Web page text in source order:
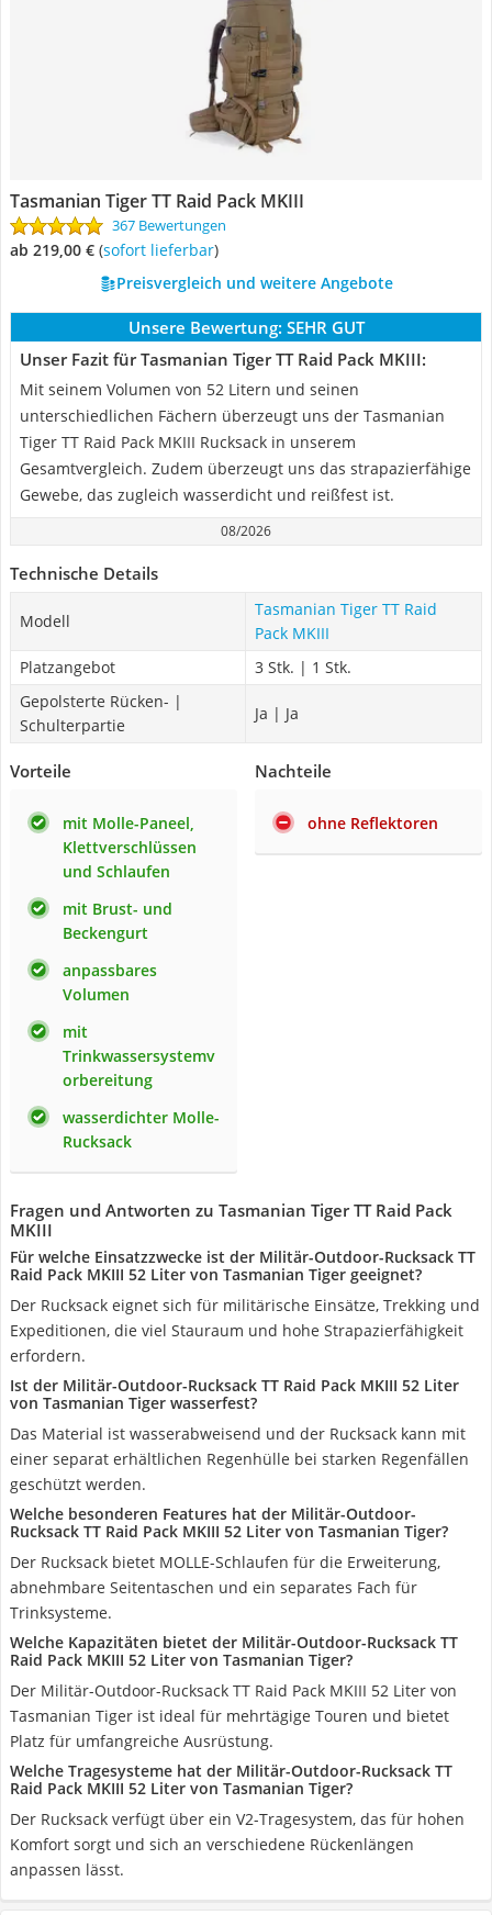
Tasmanian Tiger TT Raid Pack MKIII
367 Bewertungen
ab 219,00 € ( Sofort lieferbar)
Preisvergleich und weitere Angebote
Unsere Bewertung: SEHR GUT
Unser Fazit für Tasmanian Tiger TT Raid Pack MKIII:
Mit seinem Volumen von 52 Litern und seinen
unterschiedlichen Fächern überzeugt uns der Tasmanian
Tiger TT Raid Pack MKIII Rucksack in unserem
Gesamtvergleich. Zudem überzeugt uns das strapazierfähige
Gewebe, das zugleich wasserdicht und reißfest ist.
08/2026
Technische Details
Modell
Tasmanian Tiger TT Raid
Pack MKIII
Platzangebot
3 Stk. | 1 Stk.
Gepolsterte Rücken- |
Schulterpartie
Ja | Ja
Vorteile
mit Molle-Paneel,
Klettverschlüssen
und Schlaufen
mit Brust- und
Beckengurt
anpassbares
Volumen
mit
Trinkwassersystemv
orbereitung
wasserdichter Molle-
Rucksack
Nachteile
ohne Reflektoren
Fragen und Antworten zu Tasmanian Tiger TT Raid Pack
MKIII
Für welche Einsatzzwecke ist der Militär-Outdoor-Rucksack TT
Raid Pack MKIII 52 Liter von Tasmanian Tiger geeignet?
Der Rucksack eignet sich für militärische Einsätze, Trekking und
Expeditionen, die viel Stauraum und hohe Strapazierfähigkeit
erfordern.
Ist der Militär-Outdoor-Rucksack TT Raid Pack MKIII 52 Liter
von Tasmanian Tiger wasserfest?
Das Material ist wasserabweisend und der Rucksack kann mit
einer separat erhältlichen Regenhülle bei starken Regenfällen
geschützt werden.
Welche besonderen Features hat der Militär-Outdoor-
Rucksack TT Raid Pack MKIII 52 Liter von Tasmanian Tiger?
Der Rucksack bietet MOLLE-Schlaufen für die Erweiterung,
abnehmbare Seitentaschen und ein separates Fach für
Trinksysteme.
Welche Kapazitäten bietet der Militär-Outdoor-Rucksack TT
Raid Pack MKIII 52 Liter von Tasmanian Tiger?
Der Militär-Outdoor-Rucksack TT Raid Pack MKIII 52 Liter von
Tasmanian Tiger ist ideal für mehrtägige Touren und bietet
Platz für umfangreiche Ausrüstung.
Welche Tragesysteme hat der Militär-Outdoor-Rucksack TT
Raid Pack MKIII 52 Liter von Tasmanian Tiger?
Der Rucksack verfügt über ein V2-Tragesystem, das für hohen
Komfort sorgt und sich an verschiedene Rückenlängen
anpassen lässt.